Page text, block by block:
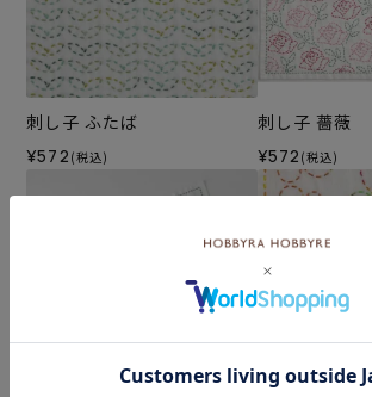
刺し子 ふたば
¥572 (税込)
刺し子 薔薇
¥572 (税込)